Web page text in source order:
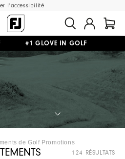
l'accessibilité
#1 GLOVE IN GOLF
DÈS 99€+&RETOUR GRATUIT
de Golf Promotions
124 RÉSULTATS